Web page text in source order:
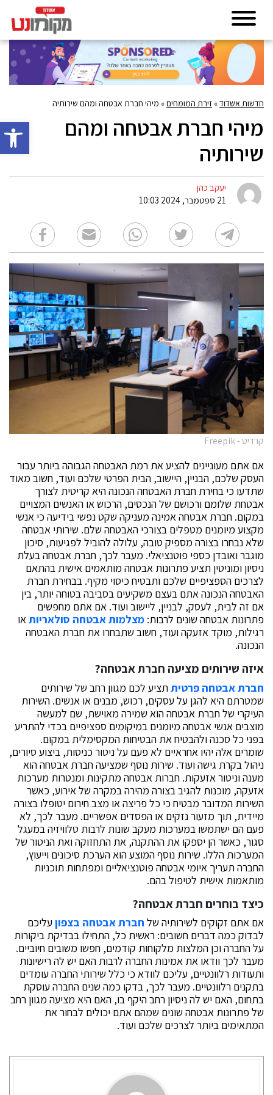
פתח
חדשות אשדוד» זירת המומחים» מיהי חברת אבטחה ומהם שירותיה
מיהי חברת אבטחה ומהם
שירותיה
יעקב כהן
21 ספטמבר, 2024 10:03
קרדיט - Freepik
אם אתם מעוניינים להציע את רמת האבטחה הגבוהה ביותר עבור
העסק שלכם, הבניין, היישוב, הבית הפרטי שלכם ועוד, חשוב מאוד
שתדעו כי בחירת חברת האבטחה הנכונה היא קריטית לצורך
אבטחת שלומם ורכושם של הנכסים, הרכוש או האנשים המצויים
במקום. חברת אבטחה אמינה מעניקה שקט נפשי בידיעה כי אנשי
מקצוע מיומנים מטפלים בצורכי האבטחה שלם. שירותי אבטחה
שלא נבחרו בצורה מספיק טובה, עלולה להוביל לפגיעות, סיכון
מוגבר ואובדן כספי פוטנציאלי. מעבר לכך, חברת אבטחה בעלת
ניסיון ומוניטין תציע פתרונות אבטחה מותאמים אישית בהתאם
לצרכים הספציפיים שלכם ותבטיח כיסוי מקיף. בבחירת חברת
האבטחה הנכונה אתם בעצם משקיעים בסביבה בטוחה יותר, בין
אם זה לבית, לעסק, לבניין, ליישוב ועוד. אם אתם מחפשים
פתרונות אבטחה שונים לרבות: מצלמות אבטחה סולאריותאו
רגילות, מוקד אזעקה ועוד, חשוב שתבחרו את חברת האבטחה
הנכונה.
איזה שירותים מציעה חברת אבטחה?
חברת אבטחה פרטיתתציע לכם מגוון רחב של שירותים
שמטרתם היא להגן על עסקים, רכוש, מבנים או אנשים. השירות
העיקרי של חברת אבטחה הוא שמירה מאוישת, שם למעשה
מוצבים אנשי אבטחה מיומנים במיקומים ספציפיים בכדי להתריע
בפני כל סכנה ולהבטיח את הבטיחות המקסימלית במקום.
שומרים אלה יהיו אחראיים לא פעם על ניטור כניסות, ביצוע סיורים,
ניהול בקרת גישה ועוד. שירות נוסף שמציעה חברת אבטחה הוא
מענה וניטור אזעקות. חברות אבטחה מתקינות ומנטרות מערכות
אזעקה, מוכנות להגיב בצורה מהירה במקרה של אירוע, כאשר
השירות המדובר מבטיח כי כל פריצה או מצב חירום יטופלו בצורה
מיידית, תוך מזעור נזקים או הפסדים אפשריים. מעבר לכך, לא
פעם הם ישתמשו במערכות מעקב שונות לרבות טלוויזיה במעגל
סגור, כאשר הן יספקו את ההתקנה, את התחזוקה ואת הניטור של
המערכות הללו. שירות נוסף המוצע הוא הערכת סיכונים וייעוץ,
החברה תעריך איומי אבטחה פוטנציאליים ומפתחות תוכניות
מותאמות אישית לטיפול בהם.
כיצד בוחרים חברת אבטחה?
אם אתם זקוקים לשירותיה של חברת אבטחה בצפוןעליכם
לבדוק כמה דברים חשובים: ראשית כל, התחילו בבדיקת ביקורות
על החברה וכן המלצות מלקוחות קודמים, חפשו משובים חיוביים.
מעבר לכך וודאו את אמינות החברה לרבות האם יש לה רישיונות
ותעודות רלוונטיים, עליכם לוודא כי כלל שירותי החברה עומדים
בתקנים רלוונטיים. מעבר לכך, בדקו כמה שנים החברה עוסקת
בתחום, האם יש לה ניסיון רחב היקף בו, האם היא מציעה מגוון רחב
של פתרונות אבטחה שונים שמהם אתם יכולים לבחור את
המתאימים ביותר לצרכים שלכם ועוד.